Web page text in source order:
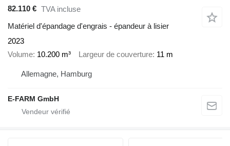
82.110 € TVA incluse
Matériel d'épandage d'engrais - épandeur à lisier
2023
Volume 10.200 m³ Largeur de couverture 11 m
Allemagne, Hamburg
E-FARM GmbH